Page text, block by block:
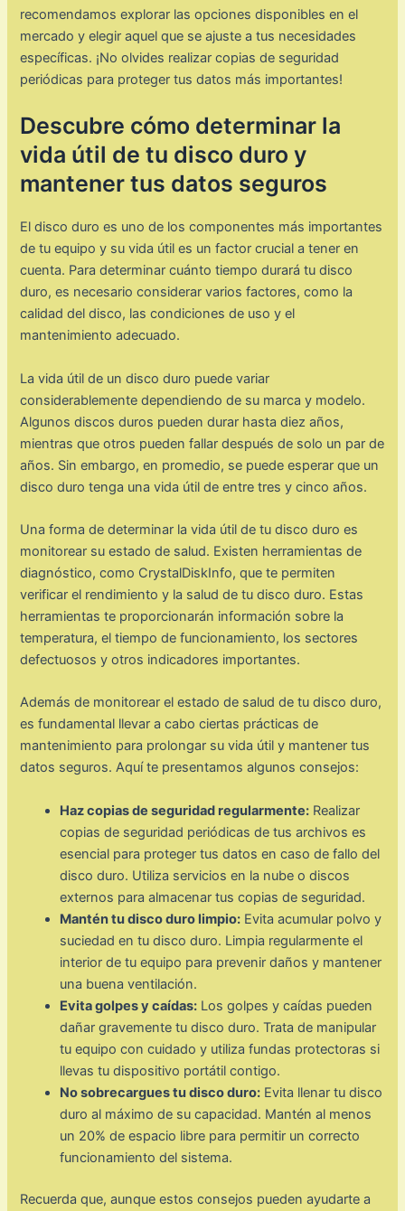
recomendamos explorar las opciones disponibles en el
mercado y elegir aquel que se ajuste a tus necesidades
específicas. ¡No olvides realizar copias de seguridad
periódicas para proteger tus datos más importantes!
Descubre cómo determinar la
vida útil de tu disco duro y
mantener tus datos seguros
El disco duro es uno de los componentes más importantes
de tu equipo y su vida útil es un factor crucial a tener en
cuenta. Para determinar cuánto tiempo durará tu disco
duro, es necesario considerar varios factores, como la
calidad del disco, las condiciones de uso y el
mantenimiento adecuado.
La vida útil de un disco duro puede variar
considerablemente dependiendo de su marca y modelo.
Algunos discos duros pueden durar hasta diez años,
mientras que otros pueden fallar después de solo un par de
años. Sin embargo, en promedio, se puede esperar que un
disco duro tenga una vida útil de entre tres y cinco años.
Una forma de determinar la vida útil de tu disco duro es
monitorear su estado de salud. Existen herramientas de
diagnóstico, como CrystalDiskInfo, que te permiten
verificar el rendimiento y la salud de tu disco duro. Estas
herramientas te proporcionarán información sobre la
temperatura, el tiempo de funcionamiento, los sectores
defectuosos y otros indicadores importantes.
Además de monitorear el estado de salud de tu disco duro,
es fundamental llevar a cabo ciertas prácticas de
mantenimiento para prolongar su vida útil y mantener tus
datos seguros. Aquí te presentamos algunos consejos:
Haz copias de seguridad regularmente: Realizar
copias de seguridad periódicas de tus archivos es
esencial para proteger tus datos en caso de fallo del
disco duro. Utiliza servicios en la nube o discos
externos para almacenar tus copias de seguridad.
Mantén tu disco duro limpio: Evita acumular polvo y
suciedad en tu disco duro. Limpia regularmente el
interior de tu equipo para prevenir daños y mantener
una buena ventilación.
Evita golpes y caídas: Los golpes y caídas pueden
dañar gravemente tu disco duro. Trata de manipular
tu equipo con cuidado y utiliza fundas protectoras si
llevas tu dispositivo portátil contigo.
No sobrecargues tu disco duro: Evita llenar tu disco
duro al máximo de su capacidad. Mantén al menos
un 20% de espacio libre para permitir un correcto
funcionamiento del sistema.
Recuerda que, aunque estos consejos pueden ayudarte a